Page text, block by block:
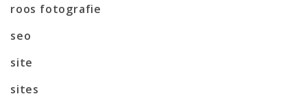
roos fotografie
seo
site
sites